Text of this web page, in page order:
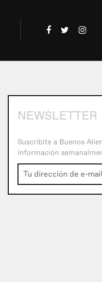
NEWSLETTER
Suscribite a Buenos
información